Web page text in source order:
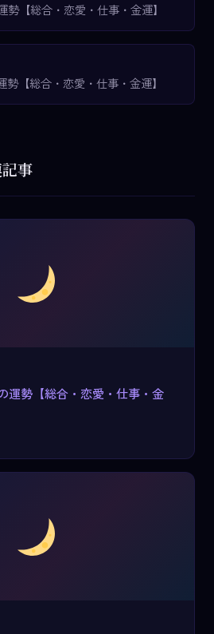
勢【総合・恋愛・仕事・金運】
勢【総合・恋愛・仕事・金運】
事
運勢【総合・恋愛・仕事・金